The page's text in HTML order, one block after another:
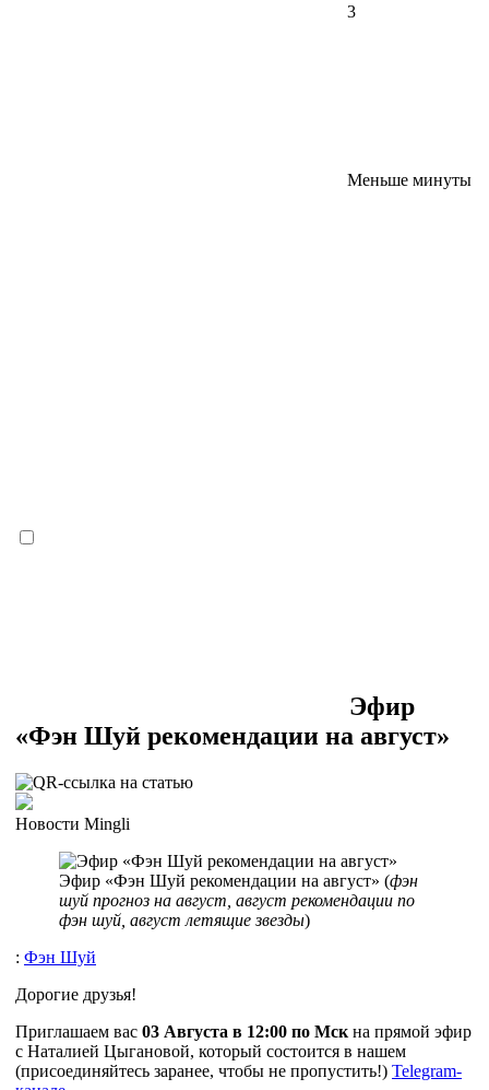
3
Меньше минуты
Эфир
«Фэн Шуй рекомендации на август»
Новости Mingli
Эфир «Фэн Шуй рекомендации на август» (фэн
шуй прогноз на август, август рекомендации по
фэн шуй, август летящие звезды)
: Фэн Шуй
Дорогие друзья!
Приглашаем вас 03 Августа в 12:00 по Мск на прямой эфир
с Наталией Цыгановой, который состоится в нашем
(присоединяйтесь заранее, чтобы не пропустить!) Telegram-